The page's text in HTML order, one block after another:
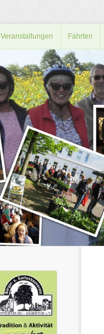
Veranstaltungen Fahrten